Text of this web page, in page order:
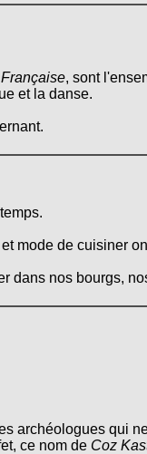
, sont
et la danse.
mode de cuisiner
nos bourgs,
archéologues qui
ce nom de Coz